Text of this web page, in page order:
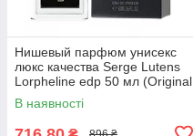
Нишевый парфюм унисекс
люкс качества Serge Lutens
Lorpheline edp 50 мл (Original
Quality)
В наявності